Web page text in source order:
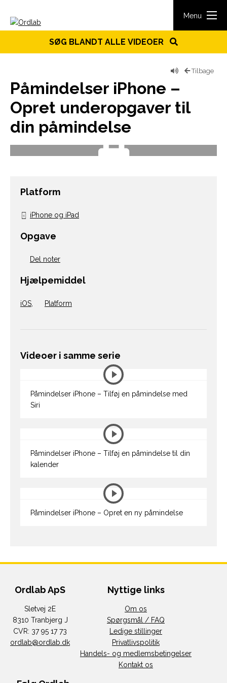
Menu
SØG BLANDT ALLE VIDEOER
Tilbage
Påmindelser iPhone –
Opret underopgaver til
din påmindelse
Platform
iPhone og iPad
Opgave
Del noter
Hjælpemiddel
iOS Platform
Videoer i samme serie
Påmindelser iPhone – Tilføj en påmindelse med
Siri
Påmindelser iPhone – Tilføj en påmindelse til din
kalender
Påmindelser iPhone – Opret en ny påmindelse
Ordlab ApS
Sletvej 2E
8310 Tranbjerg J
CVR: 37 95 17 73
ordlab@ordlab.dk
Nyttige links
Om os
Spørgsmål / FAQ
Ledige stillinger
Privatlivspolitik
Handels- og medlemsbetingelser
Kontakt os